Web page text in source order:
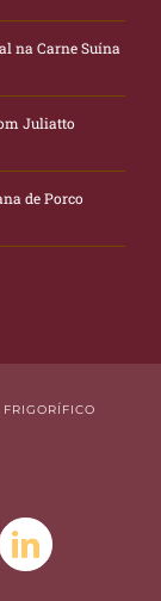
na Carne Suína
Juliatto
de Porco
LinkedIn